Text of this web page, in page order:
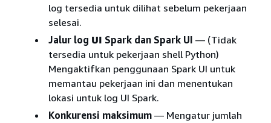
log tersedia untuk dilihat sebelum pekerjaan
selesai.
Jalur log UI Spark dan Spark UI — (Tidak
tersedia untuk pekerjaan shell Python)
Mengaktifkan penggunaan Spark UI untuk
memantau pekerjaan ini dan menentukan
lokasi untuk log UI Spark.
Konkurensi maksimum — Mengatur jumlah